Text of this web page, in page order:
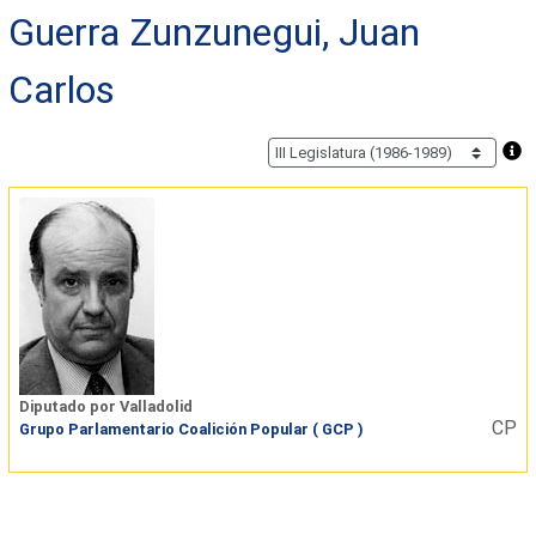
Guerra Zunzunegui, Juan
Carlos
Diputado por Valladolid
Grupo Parlamentario Coalición Popular ( GCP )
CP